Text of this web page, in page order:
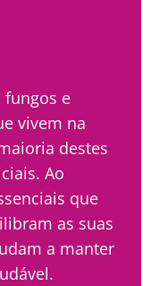
fungos e
vivem na
destes
Ao
que
as suas
a manter